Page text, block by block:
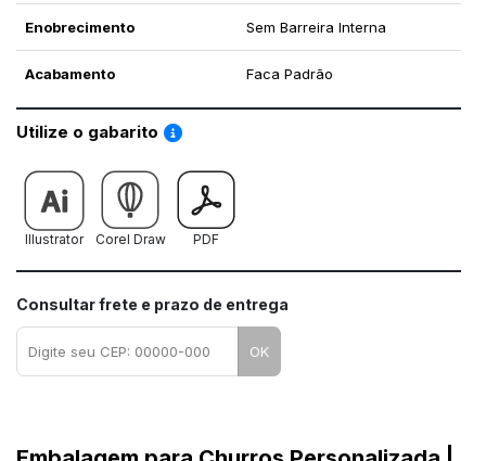
Enobrecimento Sem Barreira Interna
Acabamento Faca Padrão
Utilize o gabarito Saiba como utilizar os nossos gabaritos
Illustrator Corel Draw PDF
Consultar frete e prazo de entrega
OK